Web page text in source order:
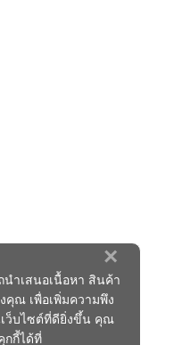
×
นำเสนอเนื้อหา สินค้า
คุณ เพื่อเพิ่มความพึง
ว็บไซต์ที่ดียิ่งขึ้น คุณ
กกี้ได้ที่